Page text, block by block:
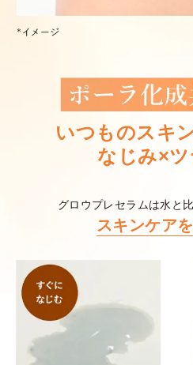
いつものスキ
なじみ×
グロウプレセラムは水と
スキンケア